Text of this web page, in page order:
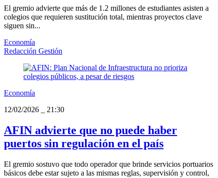
El gremio advierte que más de 1.2 millones de estudiantes asisten a
colegios que requieren sustitución total, mientras proyectos clave
siguen sin...
Economía
Redacción Gestión
Economía
12/02/2026
21:30
AFIN advierte que no puede haber
puertos sin regulación en el país
El gremio sostuvo que todo operador que brinde servicios portuarios
básicos debe estar sujeto a las mismas reglas, supervisión y control,